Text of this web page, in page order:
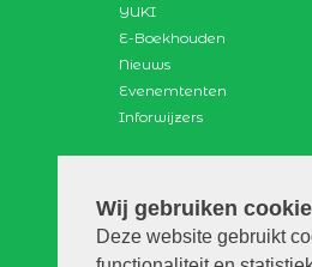
Wij gebruiken
Deze website gebruikt
YUKI
E-Boekhouden
Nieuws
Evenemtenten
Inforwijzers
Search